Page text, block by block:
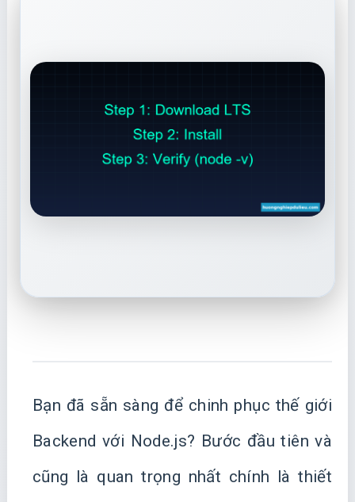
Bạn đã sẵn sàng để chinh phục thế giới
Backend với Node.js? Bước đầu tiên và
cũng là quan trọng nhất chính là thiết